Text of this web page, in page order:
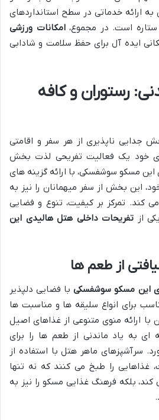
به ارائه خدماتی در سطح استانداردهای
ستاره است. در مجموع،امکانات ورزشی
ایده آل برای حفظ سلامت و شادابی
رستوران و کافه
جدایی ناپذیری از هر سفر و اقامتی
خود یک فعالیت تفریحی لذت بخش
مسکو سوشفسکی، با ارائه گزینه های
این بخش از سفر میهمانان را نیز به
کند. تمرکز بر کیفیت، تنوع و فضایی
از تفریحات داخلی هتل هالیدی این
با فضایی دلپذیر
برای انواع سلیقه ها و مناسبت ها
با ارائه منوی متنوعی از غذاهای اصیل
ای به یاد ماندنی از طعم ها را برای
سرآشپزهای ماهر هتل با استفاده از
غذاهایی را طبخ می کنند که نه تنها
کند، بلکه فرهنگ غذایی مسکو را نیز به